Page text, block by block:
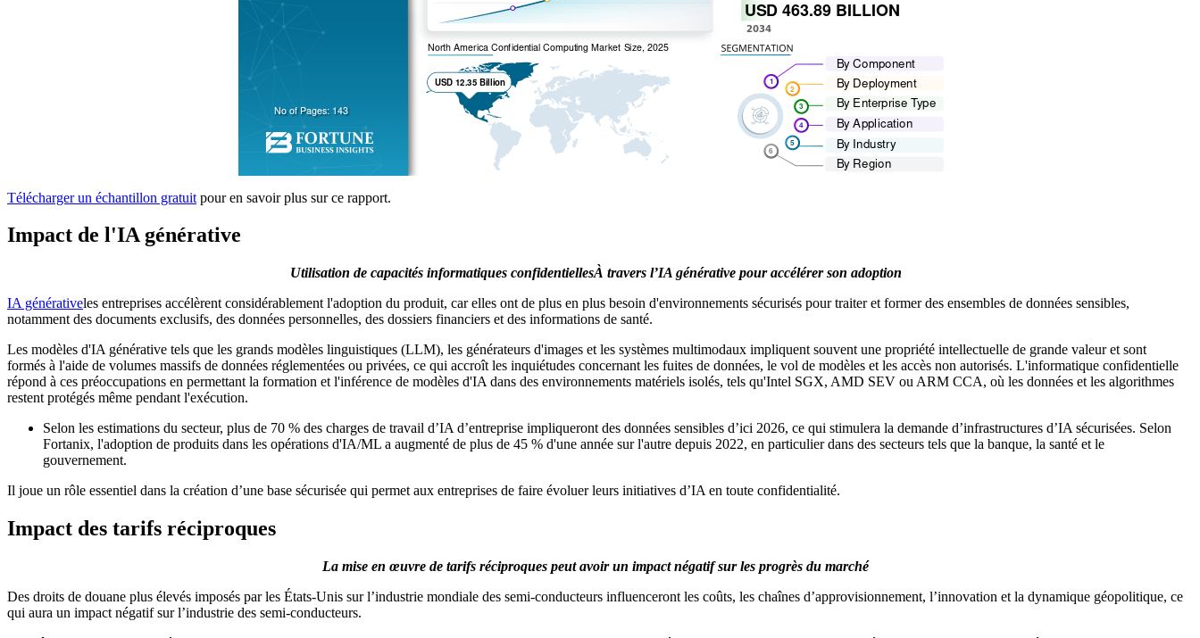
Télécharger un échantillon gratuit pour en savoir plus sur ce rapport.
Impact de l'IA générative
Utilisation de capacités informatiques confidentiellesÀ travers l’IA générative pour accélérer son adoption
IA générativeles entreprises accélèrent considérablement l'adoption du produit, car elles ont de plus en plus besoin d'environnements sécurisés pour traiter et former des ensembles de données sensibles,
notamment des documents exclusifs, des données personnelles, des dossiers financiers et des informations de santé.
Les modèles d'IA générative tels que les grands modèles linguistiques (LLM), les générateurs d'images et les systèmes multimodaux impliquent souvent une propriété intellectuelle de grande valeur et sont
formés à l'aide de volumes massifs de données réglementées ou privées, ce qui accroît les inquiétudes concernant les fuites de données, le vol de modèles et les accès non autorisés. L'informatique confidentielle
répond à ces préoccupations en permettant la formation et l'inférence de modèles d'IA dans des environnements matériels isolés, tels qu'Intel SGX, AMD SEV ou ARM CCA, où les données et les algorithmes
restent protégés même pendant l'exécution.
Selon les estimations du secteur, plus de 70 % des charges de travail d’IA d’entreprise impliqueront des données sensibles d’ici 2026, ce qui stimulera la demande d’infrastructures d’IA sécurisées. Selon
Fortanix, l'adoption de produits dans les opérations d'IA/ML a augmenté de plus de 45 % d'une année sur l'autre depuis 2022, en particulier dans des secteurs tels que la banque, la santé et le
gouvernement.
Il joue un rôle essentiel dans la création d’une base sécurisée qui permet aux entreprises de faire évoluer leurs initiatives d’IA en toute confidentialité.
Impact des tarifs réciproques
La mise en œuvre de tarifs réciproques peut avoir un impact négatif sur les progrès du marché
Des droits de douane plus élevés imposés par les États-Unis sur l’industrie mondiale des semi-conducteurs influenceront les coûts, les chaînes d’approvisionnement, l’innovation et la dynamique géopolitique, ce
qui aura un impact négatif sur l’industrie des semi-conducteurs.